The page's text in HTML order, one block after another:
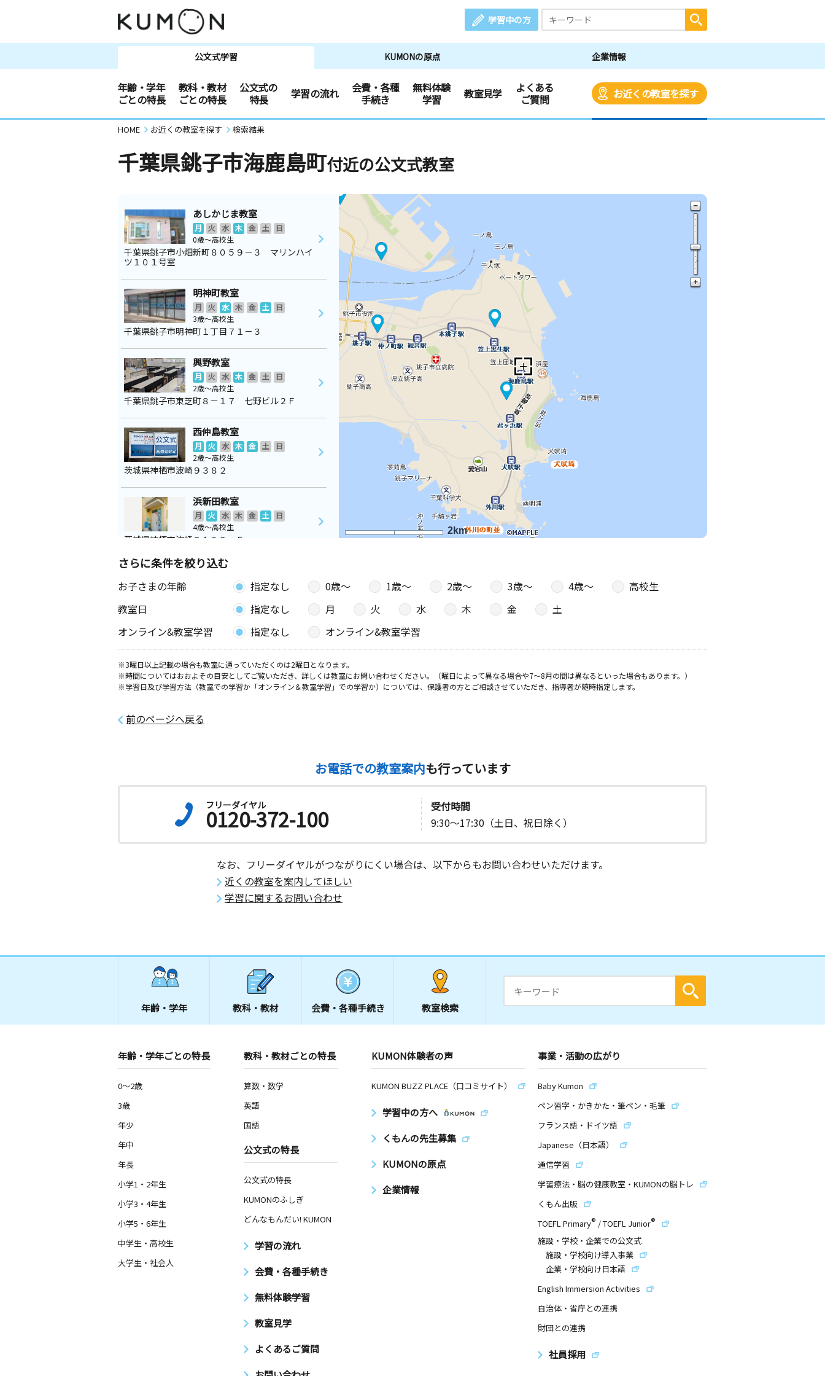
学習中の方
公文式学習 KUMONの原点 企業情報
年齢・学年
ごとの特長
教科・教材
ごとの特長
公文式の
特長
学習の流れ
会費・各種
手続き
無料体験
学習
教室見学
よくある
ご質問
お近くの教室を探す
HOME お近くの教室を探す 検索結果
千葉県銚子市海鹿島町付近の公文式教室
2km
あしかじま教室
月 火 水 木 金 土
日
0歳～高校生
千葉県銚子市小畑新町８０５９－３ マリンハイ
ツ１０１号室
明神町教室
月 火 水 木 金 土
日
3歳～高校生
千葉県銚子市明神町１丁目７１－３
興野教室
月 火 水 木 金 土
日
2歳～高校生
千葉県銚子市東芝町８－１７ 七野ビル２Ｆ
西仲島教室
月 火 水 木 金 土
日
2歳～高校生
茨城県神栖市波崎９３８２
浜新田教室
月 火 水 木 金 土
日
4歳～高校生
茨城県神栖市波崎８１０８‐５
さらに条件を絞り込む
お子さまの年齢 指定なし 0歳〜 1歳〜 2歳〜 3歳〜 4歳〜
高校生
教室日
指定なし 月 火 水 木 金
土
オンライン&教室学習
指定なし オンライン&教室学習
※3曜日以上記載の場合も教室に通っていただくのは2曜日となります。
※時間についてはおおよその目安としてご覧いただき、詳しくは教室にお問い合わせください。（曜日によって異なる場合や7～8月の間は異なるといった場合もあります。）
※学習日及び学習方法（教室での学習か「オンライン＆教室学習」での学習か）については、保護者の方とご相談させていただき、指導者が随時指定します。
前のページへ戻る
お電話での教室案内も行っています
フリーダイヤル
0120-372-100
受付時間
9:30～17:30（土日、祝日除く）
なお、フリーダイヤルがつながりにくい場合は、以下からもお問い合わせいただけます。
近くの教室を案内してほしい
学習に関するお問い合わせ
年齢・学年 教科・教材 会費・ 各種手続き 教室検索
年齢・学年ごとの特長
0～2歳
3歳
年少
年中
年長
小学1・2年生
小学3・4年生
小学5・6年生
中学生・高校生
大学生・社会人
教科・教材ごとの特長
算数・数学
英語
国語
公文式の特長
公文式の特長
KUMONのふしぎ
どんなもんだい! KUMON
学習の流れ
会費・各種手続き
無料体験学習
教室見学
よくあるご質問
KUMON体験者の声
KUMON BUZZ PLACE（口コミサイト）
学習中の方へ
くもんの先生募集
KUMONの原点
企業情報
事業・活動の広がり
Baby Kumon
ペン習字・かきかた・筆ペン・毛筆
フランス語・ドイツ語
Japanese（日本語）
通信学習
学習療法・脳の健康教室・KUMONの脳トレ
くもん出版
TOEFL Primary® /TOEFL Junior®
施設・学校・企業での公文式
施設・学校向け導入事業
企業・学校向け日本語
English Immersion Activities
自治体・省庁との連携
財団との連携
社員採用